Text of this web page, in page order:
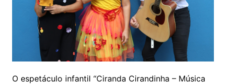
O espetáculo infantil “Ciranda Cirandinha – Música